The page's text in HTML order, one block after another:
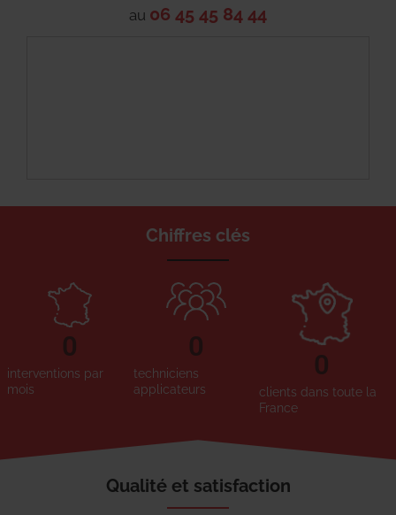
au 06 45 45 84 44
Chiffres clés
interventions par
mois
0
techniciens
applicateurs
0
clients dans toute la
France
0
Qualité et satisfaction